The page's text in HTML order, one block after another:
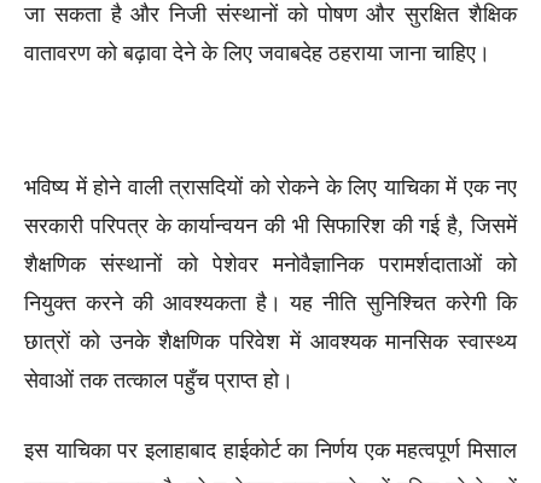
जा सकता है और निजी संस्थानों को पोषण और सुरक्षित शैक्षिक
वातावरण को बढ़ावा देने के लिए जवाबदेह ठहराया जाना चाहिए।
भविष्य में होने वाली त्रासदियों को रोकने के लिए याचिका में एक नए
सरकारी परिपत्र के कार्यान्वयन की भी सिफारिश की गई है, जिसमें
शैक्षणिक संस्थानों को पेशेवर मनोवैज्ञानिक परामर्शदाताओं को
नियुक्त करने की आवश्यकता है। यह नीति सुनिश्चित करेगी कि
छात्रों को उनके शैक्षणिक परिवेश में आवश्यक मानसिक स्वास्थ्य
सेवाओं तक तत्काल पहुँच प्राप्त हो।
इस याचिका पर इलाहाबाद हाईकोर्ट का निर्णय एक महत्वपूर्ण मिसाल